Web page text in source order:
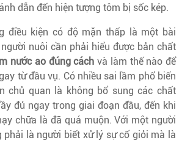
dẫn đến hiện tượng tôm bị sốc kép.
điều kiện có độ mặn thấp là một bài
nuôi cần phải hiểu được bản chất
nước ao đúng cách và làm thế nào để
từ đầu vụ. Có nhiều sai lầm phổ biến
chủ quan là không bổ sung các chất
đủ ngay trong giai đoạn đầu, đến khi
chữa là đã quá muộn. Với một người
phải là người biết xử lý sự cố giỏi mà là